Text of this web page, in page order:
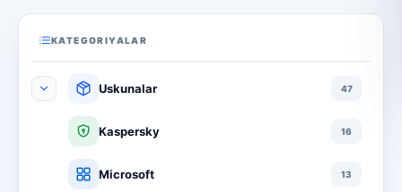
KATEGORIYALAR
Uskunalar 47
Kaspersky 16
Microsoft 13